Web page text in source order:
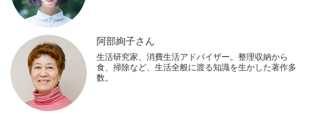
阿部絢子さん
生活研究家、消費生活アドバイザー。整理収納から
食、掃除など、生活全般に渡る知識を生かした著作多
数。